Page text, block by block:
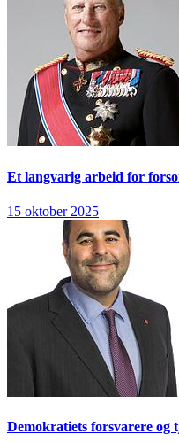
Et langvarig arbeid for
15 oktober 2025
Demokratiets forsvarere og